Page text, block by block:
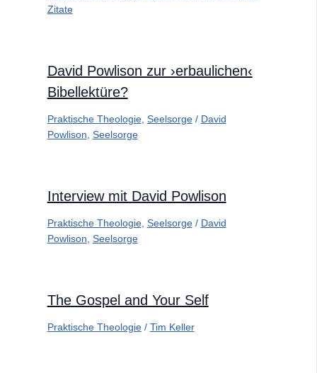
Zitate
David Powlison zur ›erbaulichen‹
Bibellektüre?
Praktische Theologie, Seelsorge/ David
Powlison Seelsorge
Interview mit David Powlison
Praktische Theologie, Seelsorge/ David
Powlison Seelsorge
The Gospel and Your Self
Praktische Theologie/ Tim Keller